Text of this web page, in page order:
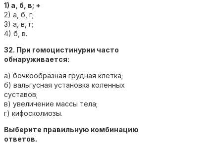
1) а, б, в; +
2) а, б, г;
3) а, в, г;
4) б, в.
32. При гомоцистинурии часто
обнаруживается:
а) бочкообразная грудная клетка;
б) вальгусная установка коленных
суставов;
в) увеличение массы тела;
г) кифосколиозы.
Выберите правильную комбинацию
ответов.